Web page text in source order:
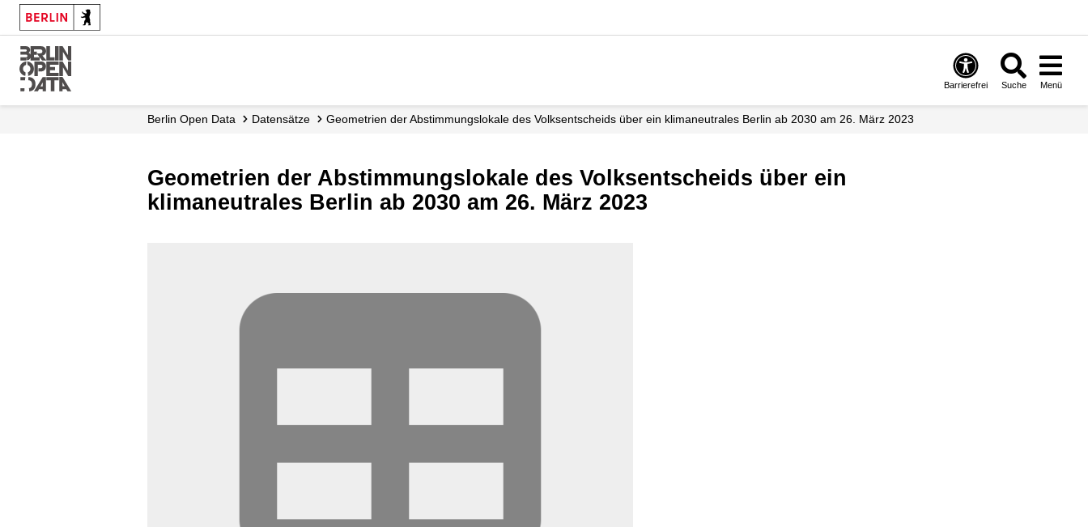
Skip
main
content
Barrierefrei Suche Menü
Berlin Open Data Datensätze Geometrien der Abstimmungslokale des Volksentscheids über ein klimaneutrales Berlin ab 2030 am 26. März 2023
Geometrien der Abstimmungslokale des Volksentscheids über ein
klimaneutrales Berlin ab 2030 am 26. März 2023